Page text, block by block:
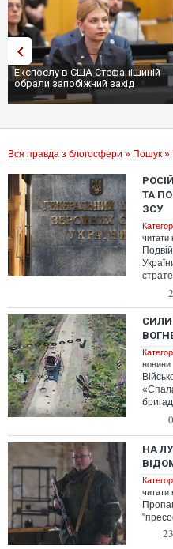
Експослу в США Стефанішиній
обрали запобіжний захід
Вся правда з блогосфери » Пошук »
ТА
ЗСУ
читати
СИЛИ
новини
ЗСУ
НА
читати